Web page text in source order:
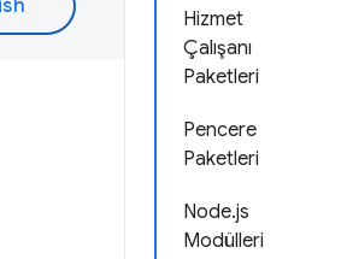
Hizmet
Çalışanı
Paketleri
Pencere
Paketleri
Node.js
Modülleri